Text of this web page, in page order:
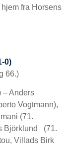
fra Horsens
0)
66.)
– Anders
Vogtmann),
(71.
Björklund (71.
Villads Birk